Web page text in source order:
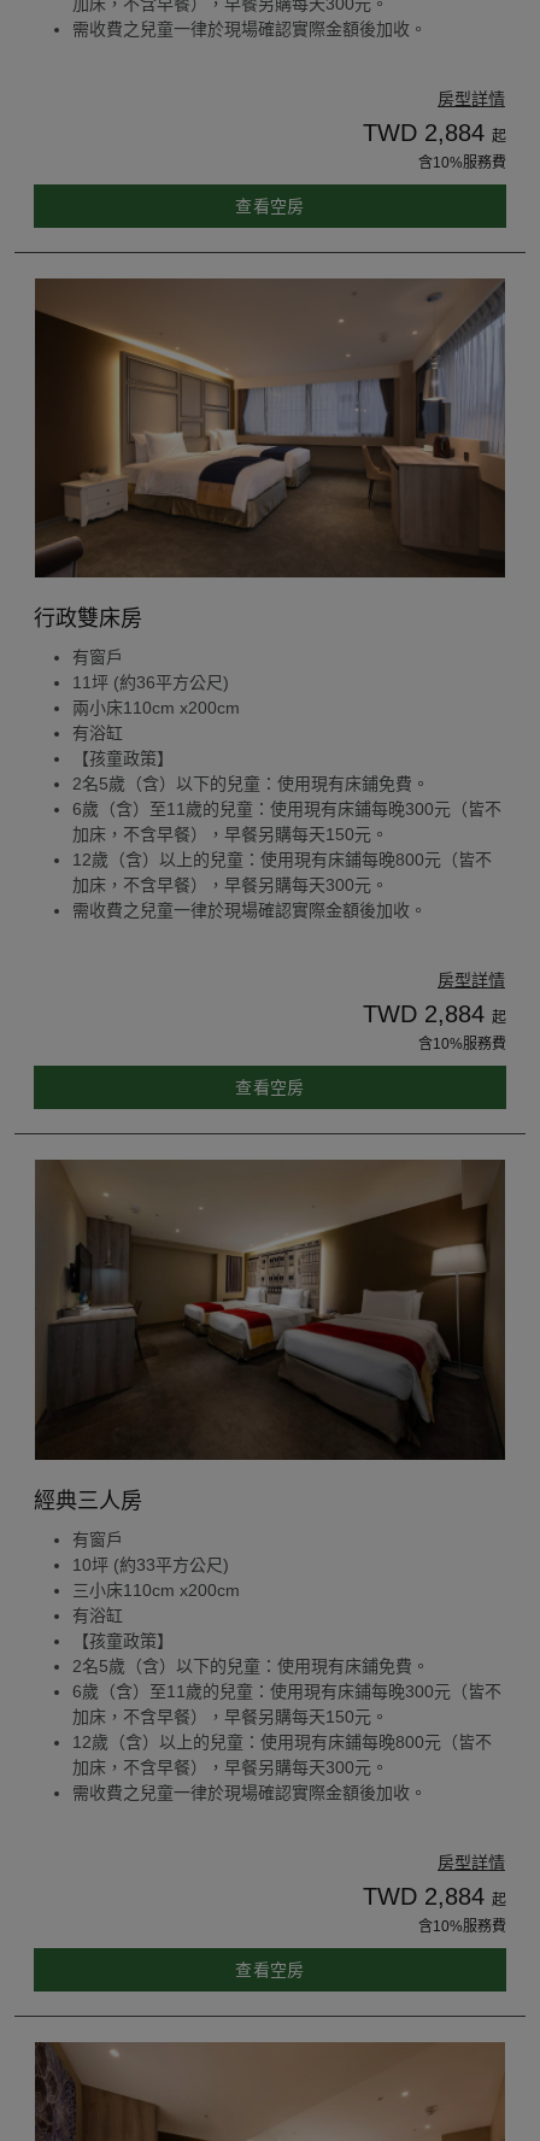
需收費之兒童一律於現場確認實際金額後加收。
房型詳情
TWD 2,884 起
含10%服務費
查看空房
行政雙床房
有窗戶
11坪 (約36平方公尺)
兩小床110cm x200cm
有浴缸
【孩童政策】
2名5歲（含）以下的兒童：使用現有床鋪免費。
6歲（含）至11歲的兒童：使用現有床鋪每晚300元（皆不
加床，不含早餐），早餐另購每天150元。
12歲（含）以上的兒童：使用現有床鋪每晚800元（皆不
加床，不含早餐），早餐另購每天300元。
需收費之兒童一律於現場確認實際金額後加收。
房型詳情
TWD 2,884 起
含10%服務費
查看空房
經典三人房
有窗戶
10坪 (約33平方公尺)
三小床110cm x200cm
有浴缸
【孩童政策】
2名5歲（含）以下的兒童：使用現有床鋪免費。
6歲（含）至11歲的兒童：使用現有床鋪每晚300元（皆不
加床，不含早餐），早餐另購每天150元。
12歲（含）以上的兒童：使用現有床鋪每晚800元（皆不
加床，不含早餐），早餐另購每天300元。
需收費之兒童一律於現場確認實際金額後加收。
房型詳情
TWD 2,884 起
含10%服務費
查看空房